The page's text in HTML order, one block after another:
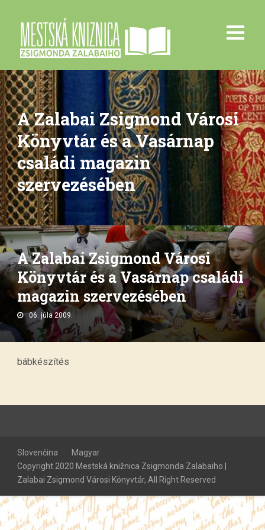
A Zalabai Zsigmond Városi
Könyvtár és a Vasárnap
családi magazin
szervezésében
A Zalabai Zsigmond Városi
Könyvtár és a Vasárnap családi
magazin szervezésében
06. júla 2009.
bábkészítés
Slovenčina
Magyar
Copyright 2020 Mestská knižnica Zsigmonda Zalabaiho |
Zalabai Zsigmond Városi Könyvtár, All Right Reserved